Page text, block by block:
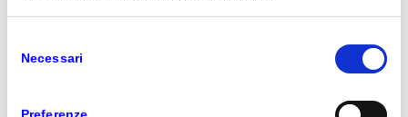
delNecessari
maggior parte dei contenuti è stata resa disponibile
on demand.